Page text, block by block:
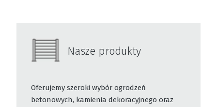
Nasze produkty
Oferujemy szeroki wybór ogrodzeń
betonowych, kamienia dekoracyjnego oraz